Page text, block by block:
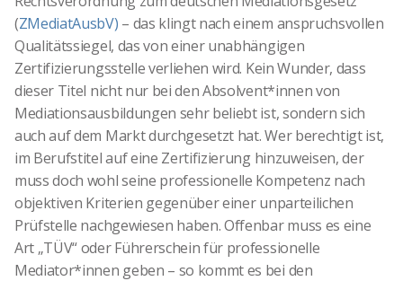
(ZMediatAusbV) – das klingt nach einem anspruchsvollen
Qualitätssiegel, das von einer unabhängigen
Zertifizierungsstelle verliehen wird. Kein Wunder, dass
dieser Titel nicht nur bei den Absolvent*innen von
Mediationsausbildungen sehr beliebt ist, sondern sich
auch auf dem Markt durchgesetzt hat. Wer berechtigt ist,
im Berufstitel auf eine Zertifizierung hinzuweisen, der
muss doch wohl seine professionelle Kompetenz nach
objektiven Kriterien gegenüber einer unparteilichen
Prüfstelle nachgewiesen haben. Offenbar muss es eine
Art „TÜV“ oder Führerschein für professionelle
Mediator*innen geben – so kommt es bei den